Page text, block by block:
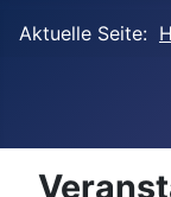
Aktuelle Seite: